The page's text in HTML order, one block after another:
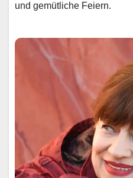
und gemütliche Feiern.